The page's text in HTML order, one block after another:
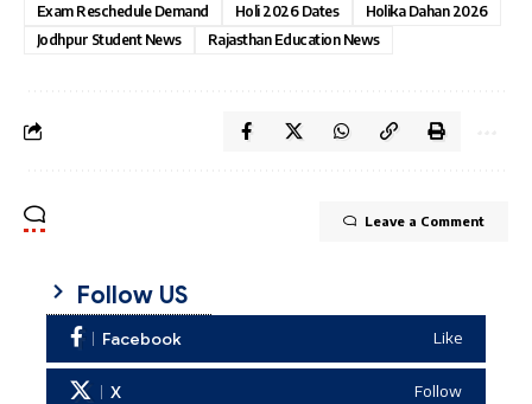
Exam Reschedule Demand
Holi 2026 Dates
Holika Dahan 2026
Jodhpur Student News
Rajasthan Education News
Leave a Comment
Follow US
Facebook Like
X Follow